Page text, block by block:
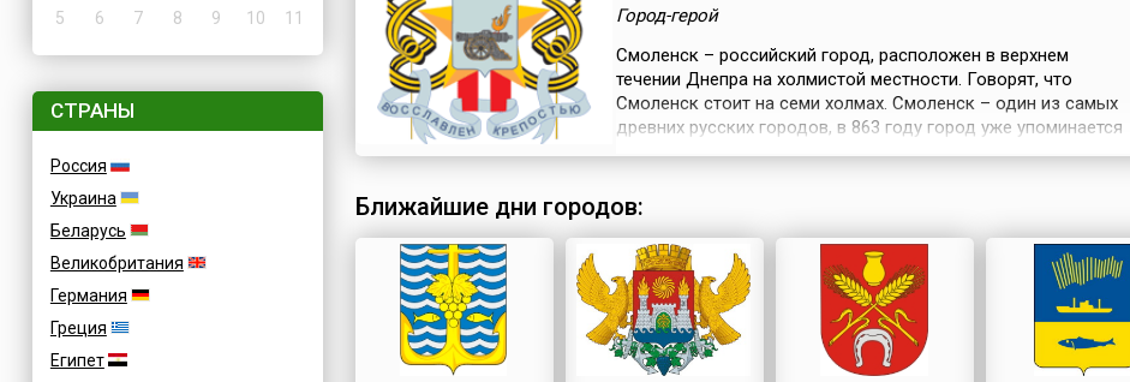
5
6 7 8 9 10 11
СТРАНЫ
Россия
Украина
Беларусь
Великобритания
Германия
Греция
Египет
Город-герой
Смоленск – российский город, расположен в верхнем
течении Днепра на холмистой местности. Говорят, что
Смоленск стоит на семи холмах. Смоленск – один из самых
древних русских городов, в 863 году город уже упоминается
как центр союза кривичей. В 882 году город был захвачен и
располагался на перекрестке торговых путей: северного – из
Ближайшие дни городов: